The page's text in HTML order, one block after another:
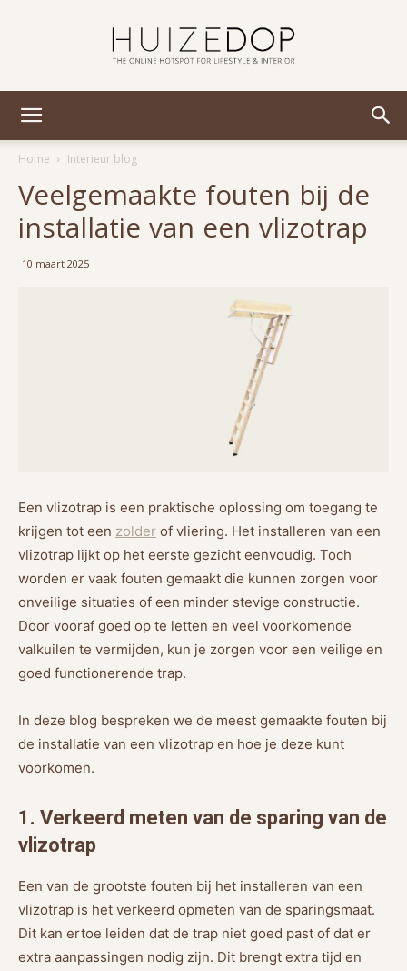
Home
Interieur blog
Veelgemaakte fouten bij de
installatie van een vlizotrap
10 maart 2025
Een vlizotrap is een praktische oplossing om toegang te
krijgen tot een zolder of vliering. Het installeren van een
vlizotrap lijkt op het eerste gezicht eenvoudig. Toch
worden er vaak fouten gemaakt die kunnen zorgen voor
onveilige situaties of een minder stevige constructie.
Door vooraf goed op te letten en veel voorkomende
valkuilen te vermijden, kun je zorgen voor een veilige en
goed functionerende trap.
In deze blog bespreken we de meest gemaakte fouten bij
de installatie van een vlizotrap en hoe je deze kunt
voorkomen.
1. Verkeerd meten van de sparing van de
vlizotrap
Een van de grootste fouten bij het installeren van een
vlizotrap is het verkeerd opmeten van de sparingsmaat.
Dit kan ertoe leiden dat de trap niet goed past of dat er
extra aanpassingen nodig zijn. Dit brengt extra tijd en